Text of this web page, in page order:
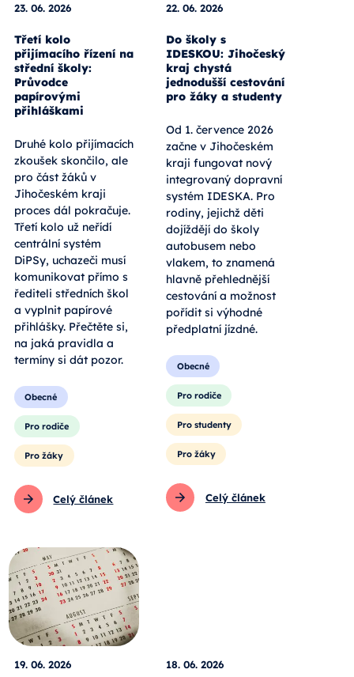
23. 06. 2026
Třetí kolo
přijímacího řízení na
střední školy:
Průvodce
papírovými
přihláškami
Druhé kolo přijímacích
zkoušek skončilo, ale
pro část žáků v
Jihočeském kraji
proces dál pokračuje.
Třetí kolo už neřídí
centrální systém
DiPSy, uchazeči musí
komunikovat přímo s
řediteli středních škol
a vyplnit papírové
přihlášky. Přečtěte si,
na jaká pravidla a
termíny si dát pozor.
Obecné
Pro rodiče
Pro žáky
Celý článek
22. 06. 2026
Do školy s
IDESKOU: Jihočeský
kraj chystá
jednodušší cestování
pro žáky a studenty
Od 1. července 2026
začne v Jihočeském
kraji fungovat nový
integrovaný dopravní
systém IDESKA. Pro
rodiny, jejichž děti
dojíždějí do školy
autobusem nebo
vlakem, to znamená
hlavně přehlednější
cestování a možnost
pořídit si výhodné
předplatní jízdné.
Obecné
Pro rodiče
Pro studenty
Pro žáky
Celý článek
19. 06. 2026 18. 06. 2026